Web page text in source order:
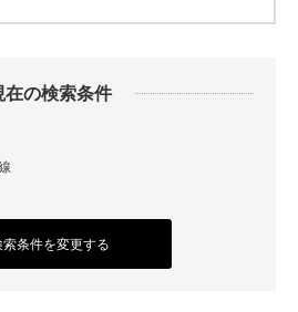
在の検索条件
索条件を変更する